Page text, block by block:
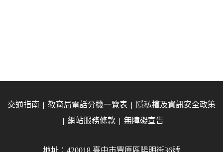
交通指南 教育局電話分機一覽表
隱私權及資訊安全政策
網站服務條款
無障礙宣告